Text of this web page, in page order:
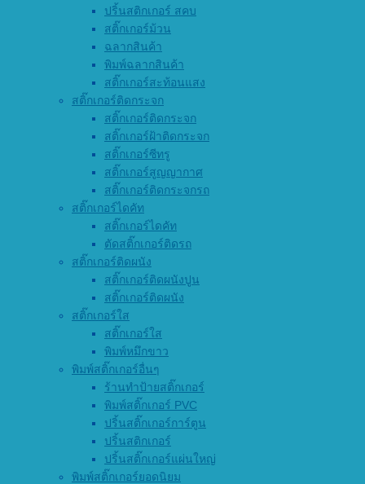
ปริ้นสติกเกอร์ สคบ
สติ๊กเกอร์ม้วน
ฉลากสินค้า
พิมพ์ฉลากสินค้า
สติ๊กเกอร์สะท้อนแสง
สติ๊กเกอร์ติดกระจก
สติ๊กเกอร์ติดกระจก
สติ๊กเกอร์ฝ้าติดกระจก
สติ๊กเกอร์ซีทรู
สติ๊กเกอร์สูญญากาศ
สติ๊กเกอร์ติดกระจกรถ
สติ๊กเกอร์ไดคัท
สติ๊กเกอร์ไดคัท
ตัดสติ๊กเกอร์ติดรถ
สติ๊กเกอร์ติดผนัง
สติ๊กเกอร์ติดผนังปูน
สติ๊กเกอร์ติดผนัง
สติ๊กเกอร์ใส
สติ๊กเกอร์ใส
พิมพ์หมึกขาว
พิมพ์สติ๊กเกอร์อื่นๆ
ร้านทำป้ายสติ๊กเกอร์
พิมพ์สติ๊กเกอร์ PVC
ปริ้นสติ๊กเกอร์การ์ตูน
ปริ้นสติกเกอร์
ปริ้นสติ๊กเกอร์แผ่นใหญ่
พิมพ์สติ๊กเกอร์ยอดนิยม